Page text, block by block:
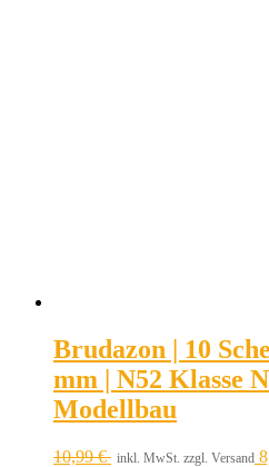
Brudazon | 10
mm | N52 Klasse
Modellbau
10,99€ inkl. MwSt. zzgl. Versand